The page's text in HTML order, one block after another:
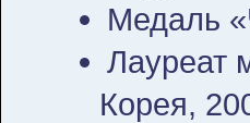
Медаль
Лауреат
Корея,